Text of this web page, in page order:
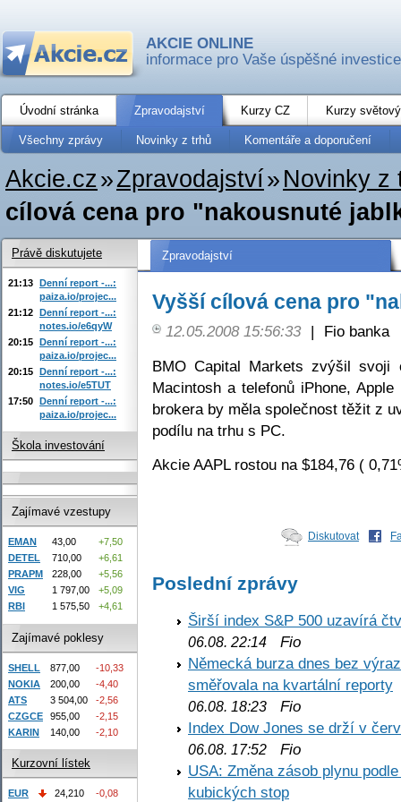
AKCIE ONLINE
informace pro Vaše úspěšné investice
Úvodní stránka Zpravodajství Kurzy CZ Kurzy
Všechny zprávy Novinky z trhů Komentáře a doporučení
Akcie.cz»Zpravodajství» Novinky z
cílová cena pro "nakousnuté
Zpravodajství
Vyšší cílová cena pro
12.05.2008 15:56:33 |
Fio banka
BMO Capital Markets zvýšil svoji
Macintosh a telefonů iPhone,
brokera by měla společnost těžit z
podílu na trhu s PC.
Akcie AAPL rostou na $184,76 (
Diskutovat
Poslední zprávy
Širší index S&P 500 uzavírá
06.08. 22:14 Fio
Německá burza dnes bez
směřovala na kvartální reporty
06.08. 18:23 Fio
Index Dow Jones se drží v
06.08. 17:52 Fio
USA: Změna zásob plynu
kubických stop
Právě diskutujete
21:13 Denní report -...:
paiza.io/projec...
21:12 Denní report -...:
notes.io/e6qyW
20:15 Denní report -...:
paiza.io/projec...
20:15 Denní report -...:
notes.io/e5TUT
17:50 Denní report -...:
paiza.io/projec...
Škola investování
Zajímavé vzestupy
EMAN 43,00
+7,50
DETEL
710,00
+6,61
PRAPM
228,00
+5,56
VIG
1 797,00
+5,09
RBI
1 575,50 +4,61
Zajímavé poklesy
SHELL 877,00
-10,33
NOKIA
200,00
-4,40
ATS
3 504,00
-2,56
CZGCE
955,00
-2,15
KARIN
140,00 -2,10
Kurzovní lístek
EUR 24,210
-0,08